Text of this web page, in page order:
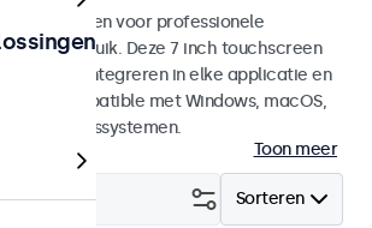
ontworpen voor professionele
gebruik. Deze 7 inch touchscreen
te integreren in elke applicatie en
zijn compatible met Windows, macOS,
besturingssystemen.
Toon meer
Sorteren